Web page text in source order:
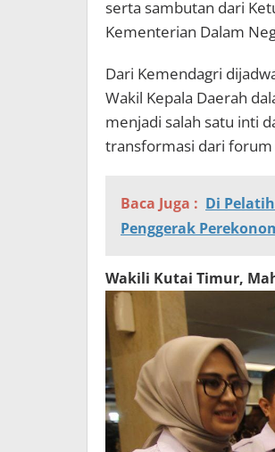
serta sambutan dari
Kementerian Dalam
Dari Kemendagri
Wakil Kepala Daerah
menjadi salah satu inti
transformasi dari forum
Baca Juga : Di
Penggerak
Wakili Kutai Timur,